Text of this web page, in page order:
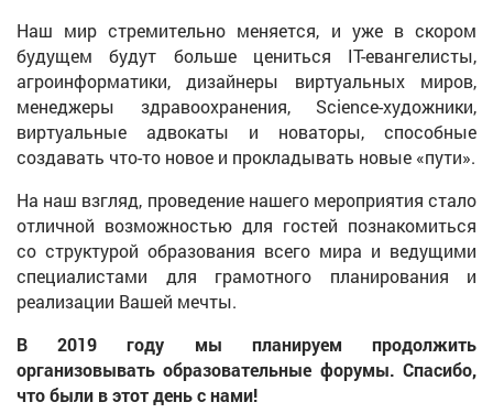
Наш мир стремительно меняется, и уже в скором
будущем будут больше цениться IT-евангелисты,
агроинформатики, дизайнеры виртуальных миров,
менеджеры здравоохранения, Science-художники,
виртуальные адвокаты и новаторы, способные
создавать что-то новое и прокладывать новые «пути».
На наш взгляд, проведение нашего мероприятия стало
отличной возможностью для гостей познакомиться
со структурой образования всего мира и ведущими
специалистами для грамотного планирования и
реализации Вашей мечты.
В 2019 году мы планируем продолжить
организовывать образовательные форумы. Спасибо,
что были в этот день с нами!